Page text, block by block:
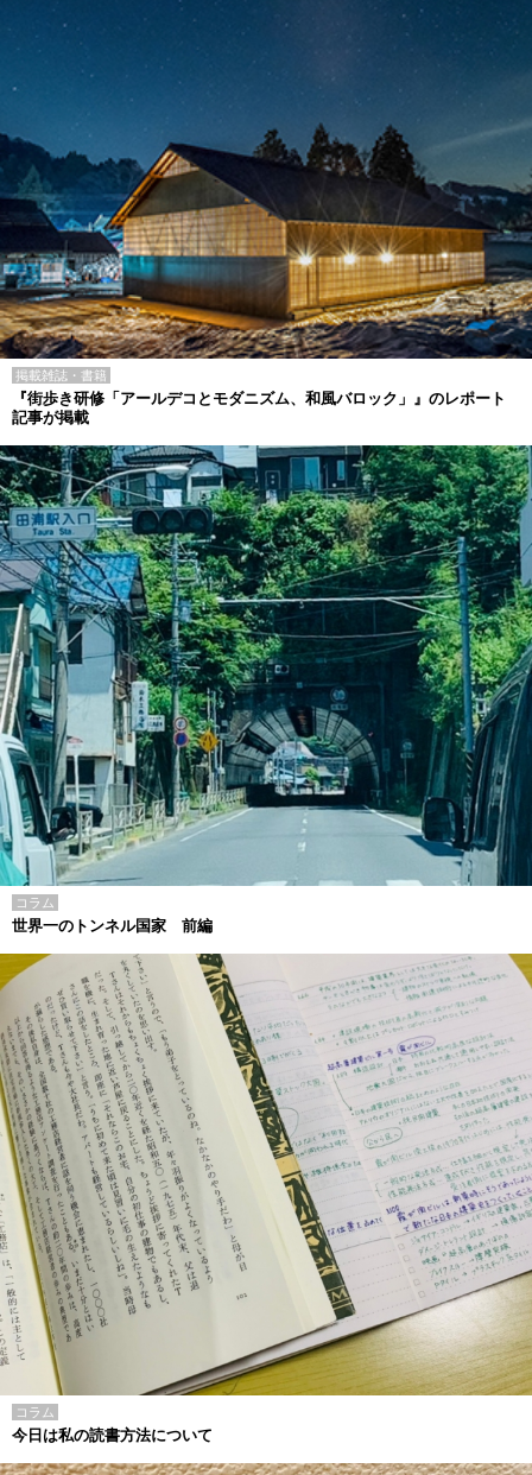
掲載雑誌・書籍
『街歩き研修「アールデコとモダニズム、和風バロック」』のレポート
記事が掲載
コラム
世界一のトンネル国家 前編
コラム
今日は私の読書方法について